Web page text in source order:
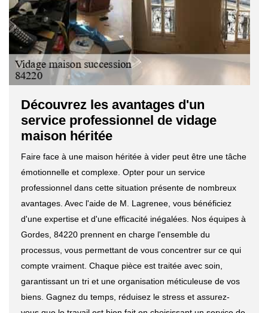
Découvrez les avantages d'un
service professionnel de vidage
maison héritée
Faire face à une maison héritée à vider peut être une tâche
émotionnelle et complexe. Opter pour un service
professionnel dans cette situation présente de nombreux
avantages. Avec l'aide de M. Lagrenee, vous bénéficiez
d'une expertise et d'une efficacité inégalées. Nos équipes à
Gordes, 84220 prennent en charge l'ensemble du
processus, vous permettant de vous concentrer sur ce qui
compte vraiment. Chaque pièce est traitée avec soin,
garantissant un tri et une organisation méticuleuse de vos
biens. Gagnez du temps, réduisez le stress et assurez-